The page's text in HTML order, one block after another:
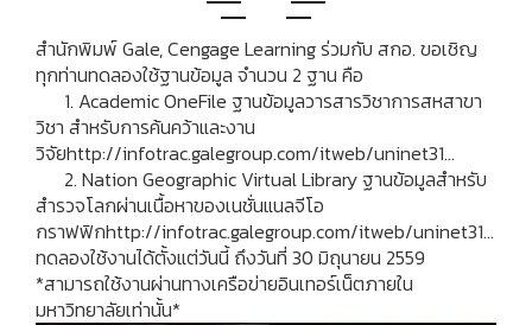
สำนักพิมพ์ Gale, Cengage Learning ร่วมกับ สกอ. ขอเชิญ
ทุกท่านทดลองใช้ฐานข้อมูล จำนวน 2 ฐาน คือ
1. Academic OneFile ฐานข้อมูลวารสารวิชาการสหสาขา
วิชา สำหรับการค้นคว้าและงาน
วิจัยhttp://infotrac.galegroup.com/itweb/uninet31…
2. Nation Geographic Virtual Library ฐานข้อมูลสำหรับ
สำรวจโลกผ่านเนื้อหาของเนชั่นแนลจีโอ
กราฟฟิกhttp://infotrac.galegroup.com/itweb/uninet31…
ทดลองใช้งานได้ตั้งแต่วันนี้ ถึงวันที่ 30 มิถุนายน 2559
*สามารถใช้งานผ่านทางเครือข่ายอินเทอร์เน็ตภายใน
มหาวิทยาลัยเท่านั้น*